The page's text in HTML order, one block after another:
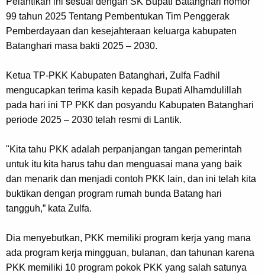
99 tahun 2025 Tentang Pembentukan Tim Penggerak
Pemberdayaan dan kesejahteraan keluarga kabupaten
Batanghari masa bakti 2025 – 2030.
Ketua TP-PKK Kabupaten Batanghari, Zulfa Fadhil
mengucapkan terima kasih kepada Bupati Alhamdulillah
pada hari ini TP PKK dan posyandu Kabupaten Batanghari
periode 2025 – 2030 telah resmi di Lantik.
"Kita tahu PKK adalah perpanjangan tangan pemerintah
untuk itu kita harus tahu dan menguasai mana yang baik
dan menarik dan menjadi contoh PKK lain, dan ini telah kita
buktikan dengan program rumah bunda Batang hari
tangguh,” kata Zulfa.
Dia menyebutkan, PKK memiliki program kerja yang mana
ada program kerja mingguan, bulanan, dan tahunan karena
PKK memiliki 10 program pokok PKK yang salah satunya